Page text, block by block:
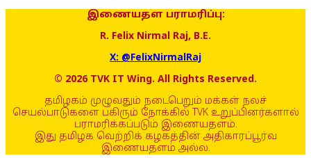
இணையதள பராமரிப்பு:
R. Felix Nirmal Raj, B.E.
X: @FelixNirmalRaj
© 2026 TVK IT Wing. All Rights Reserved.
தமிழகம் முழுவதும் நடைபெறும் மக்கள் நலச்
செயல்பாடுகளை பகிரும் நோக்கில் TVK உறுப்பினர்களால்
பராமரிக்கப்படும் இணையதளம்.
இது தமிழக வெற்றிக் கழகத்தின் அதிகாரப்பூர்வ
இணையதளம் அல்ல.